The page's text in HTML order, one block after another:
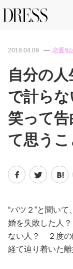
特集記事
DRESS
ファッシ
恋愛/結
美容/健
2018.04.09 恋愛/
自分の
で計ら
笑って
て思うこ
“バツ２”と聞い
婚を失敗した人
ない人？ ２度の
経て辿り着いた離